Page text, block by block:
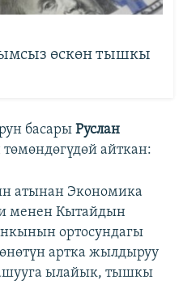
өскөн тышкы
басары Руслан
айткан:
атынан Экономика
менен Кытайдын
ортосундагы
артка жылдыруу
ылайык, тышкы